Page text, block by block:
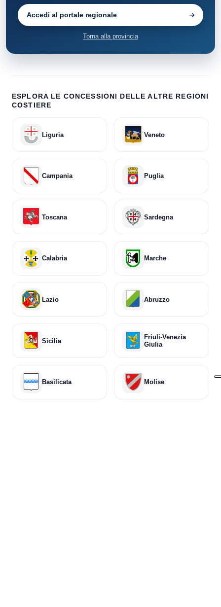
Accedi al portale regionale
Torna alla provincia
ESPLORA LE CONCESSIONI DELLE ALTRE REGIONI
COSTIERE
Liguria Veneto
Campania Puglia
Toscana Sardegna
Calabria Marche
Lazio Abruzzo
Sicilia
Friuli-Venezia
Giulia
Basilicata Molise